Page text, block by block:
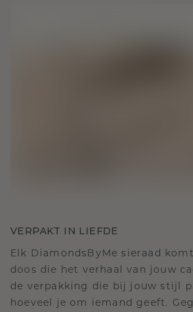
VERPAKT IN LIEFDE
Elk DiamondsByMe sieraad
doos die het verhaal van jouw
de verpakking die bij jouw stijl
hoeveel je om iemand geeft.